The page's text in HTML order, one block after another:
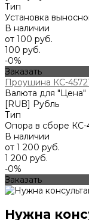
Тип
Установка
В наличии
от 100 руб.
100 руб.
-0%
Заказать
Проушина КС-
Валюта для "Цена"
[RUB] Рубль
Тип
Опора в сборе КС-
В наличии
от 1 200 руб.
1 200 руб.
-0%
Заказать
Нужна